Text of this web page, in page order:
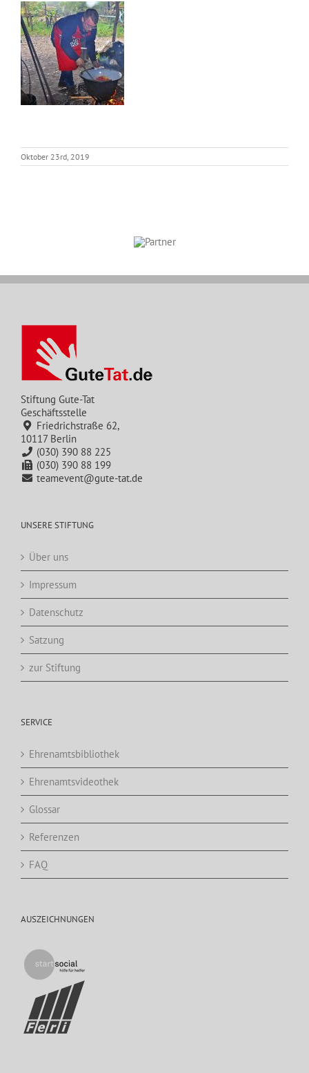
Oktober 23rd, 2019
Stiftung Gute-Tat
Geschäftsstelle
Friedrichstraße 62,
10117 Berlin
(030) 390 88 225
(030) 390 88 199
teamevent@gute-tat.de
UNSERE STIFTUNG
Über uns
Impressum
Datenschutz
Satzung
zur Stiftung
SERVICE
Ehrenamtsbibliothek
Ehrenamtsvideothek
Glossar
Referenzen
FAQ
AUSZEICHNUNGEN